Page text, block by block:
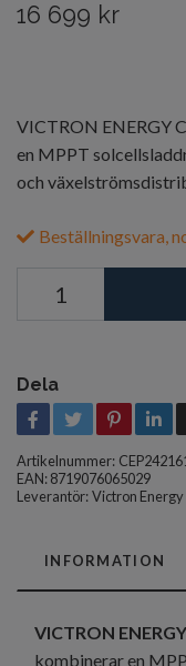
16 699 kr
VICTRON ENERGY
en MPPT
och
Beställningsvara,
Dela
Artikelnummer:
EAN: 8719076065029
Leverantör:Victron Energy
INFORMATION
VICTRON
kombinerar en